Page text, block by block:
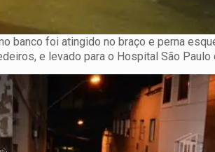
banco foi atingido no braço e perna
e levado para o Hospital São Paulo